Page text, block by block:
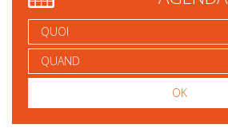
QUOI
QUAND
OK